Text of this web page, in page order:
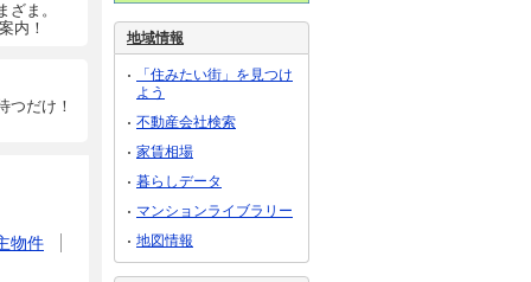
ま。
内！
つだけ！
物件
地域情報
「住みたい街」を見つけ
よう
不動産会社検索
家賃相場
暮らしデータ
マンションライブラリー
地図情報